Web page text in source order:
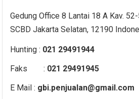
Gedung Office 8 Lantai 18 A Kav.
SCBD Jakarta Selatan, 12190
Hunting : 021 29491944
Faks : 021 29491945
E Mail : gbi.penjualan@gmail.com